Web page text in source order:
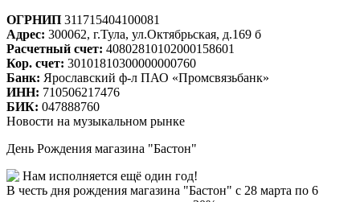
ОГРНИП 311715404100081
Адрес: 300062, г.Тула, ул.Октябрьская, д.169 б
Расчетный счет: 40802810102000158601
Кор. счет: 30101810300000000760
Банк: Ярославский ф-л ПАО «Промсвязьбанк»
ИНН: 710506217476
БИК: 047888760
Новости на музыкальном рынке
День Рождения магазина "Бастон"
Нам исполняется ещё один год!
В честь дня рождения магазина "Бастон" с 28 марта по 6